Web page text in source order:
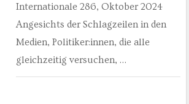
Internationale 286, Oktober 2024
Angesichts der Schlagzeilen in den
Medien, Politiker:innen, die alle
gleichzeitig versuchen, …